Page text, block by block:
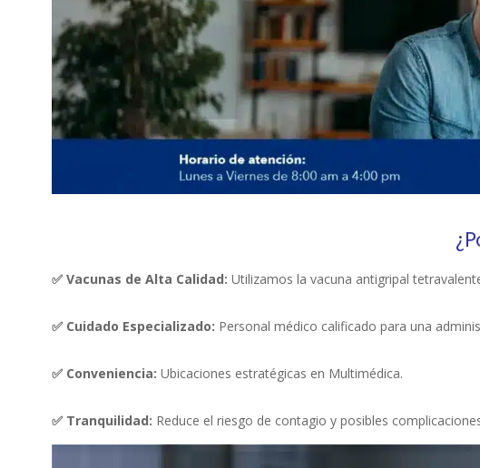
✅ Vacunas de Alta Calidad: Utilizamos la vacuna antigripal
✅ Cuidado Especializado: Personal médico calificado para una
✅ Conveniencia: Ubicaciones estratégicas en Multimédica.
✅ Tranquilidad: Reduce el riesgo de contagio y posibles